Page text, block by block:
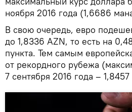
ноября 2016 года (1,6686
В свою очередь, евро
до 1,8336 AZN, то есть на
пункта. Тем самым
от рекордного рубежа
7 сентября 2016 года –